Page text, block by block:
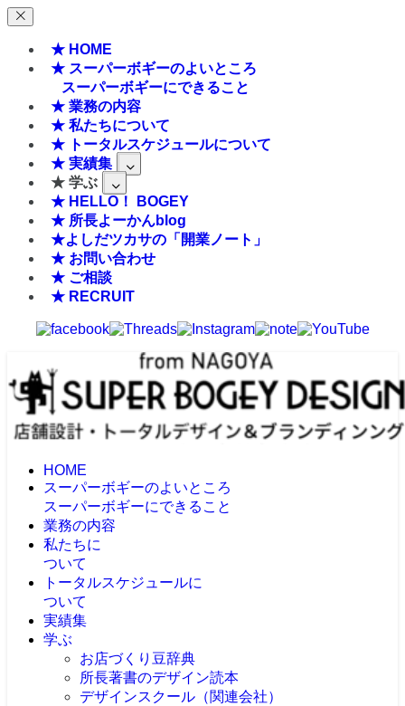
★ HOME
★ スーパーボギーのよいところ
スーパーボギーにできること
★ 業務の内容
★ 私たちについて
★ トータルスケジュールについて
★ 実績集
★ 学ぶ
★ HELLO！ BOGEY
★ 所長よーかんblog
★よしだツカサの「開業ノート」
★ お問い合わせ
★ ご相談
★ RECRUIT
HOME
スーパーボギーのよいところ
スーパーボギーにできること
業務の内容
私たちに
ついて
トータルスケジュールに
ついて
実績集
学ぶ
お店づくり豆辞典
所長著書のデザイン読本
デザインスクール（関連会社）